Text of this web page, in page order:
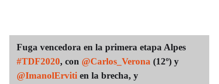
Fuga vencedora en la primera etapa Alpes
#TDF2020, con @Carlos_Verona (12º) y
@ImanolErviti en la brecha, y